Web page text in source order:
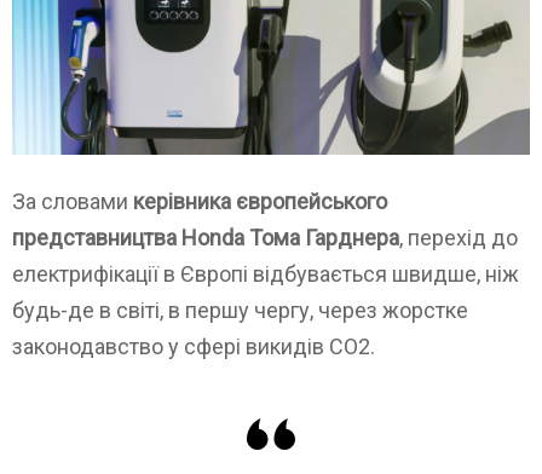
За словами керівника європейського
представництва Honda Тома Гарднера, перехід до
електрифікації в Європі відбувається швидше, ніж
будь-де в світі, в першу чергу, через жорстке
законодавство у сфері викидів CO2.